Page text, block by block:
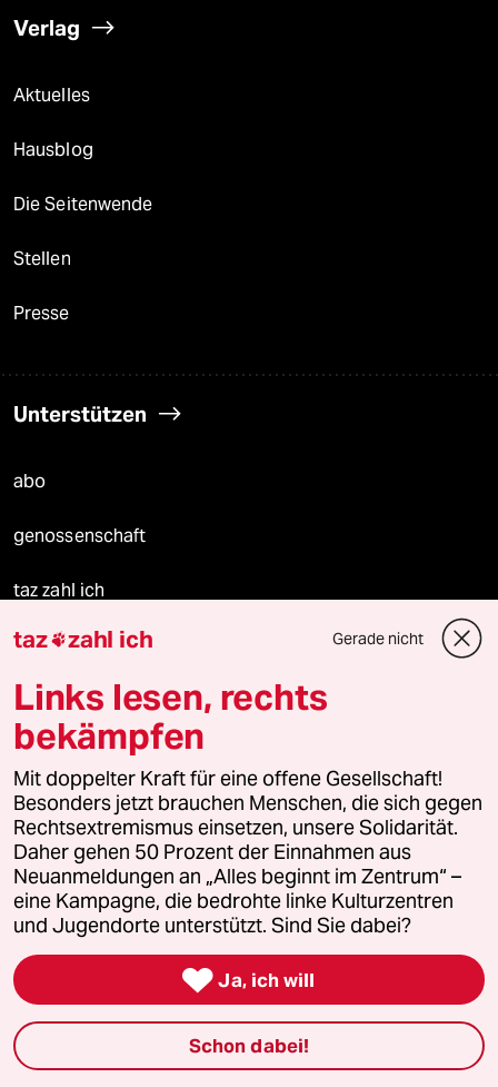
Verlag
Aktuelles
Hausblog
Die Seitenwende
Stellen
Presse
Unterstützen
abo
genossenschaft
taz zahl ich
recherchefonds ausland
panterstiftung
panterpreis 2026
Podcast
bundestalk
fernverbindung
klima update°
taz zahl ich Gerade nicht
Links lesen, rechts
bekämpfen
Mit doppelter Kraft für eine offene Gesellschaft!
Besonders jetzt brauchen Menschen, die sich gegen
Rechtsextremismus einsetzen, unsere Solidarität.
Daher gehen 50 Prozent der Einnahmen aus
Neuanmeldungen an „Alles beginnt im Zentrum“ –
eine Kampagne, die bedrohte linke Kulturzentren
und Jugendorte unterstützt. Sind Sie dabei?
 Ja, ich will
Schon dabei!